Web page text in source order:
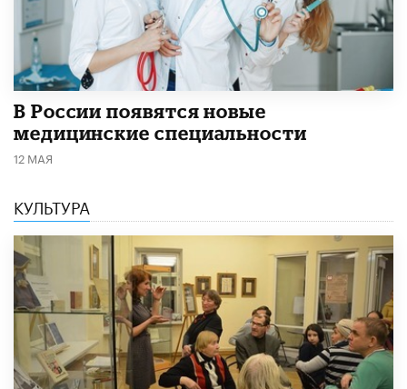
В России появятся новые
медицинские специальности
12 МАЯ
КУЛЬТУРА